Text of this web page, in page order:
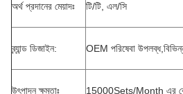
অর্থ প্রদানের মেয়াদঃ টি/টি, এল/সি
ব্র্যান্ড ডিজাইন: OEM পরিষেবা
উৎপাদন ক্ষমতাঃ 15000Sets/Month এর